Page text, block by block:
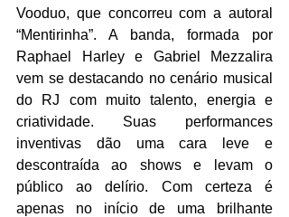
Vooduo, que concorreu com a autoral
“Mentirinha”. A banda, formada por
Raphael Harley e Gabriel Mezzalira
vem se destacando no cenário musical
do RJ com muito talento, energia e
criatividade. Suas performances
inventivas dão uma cara leve e
descontraída ao shows e levam o
público ao delírio. Com certeza é
apenas no início de uma brilhante